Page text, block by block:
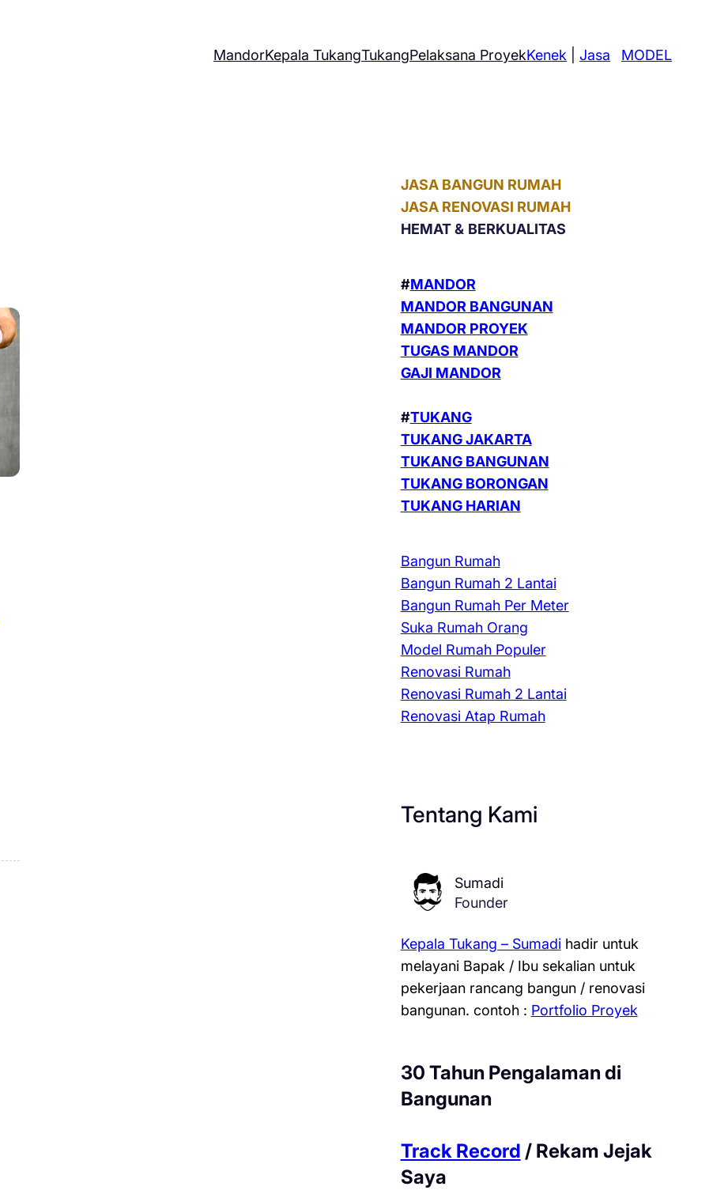
MandorKepala TukangTukangPelaksana ProyekKenek |Jasa MODEL
JASA BANGUN RUMAH
JASA RENOVASI RUMAH
HEMAT & BERKUALITAS
#MANDOR
MANDOR BANGUNAN
MANDOR PROYEK
TUGAS MANDOR
GAJI MANDOR
#TUKANG
TUKANG JAKARTA
TUKANG BANGUNAN
TUKANG BORONGAN
TUKANG HARIAN
Bangun Rumah
Bangun Rumah 2 Lantai
Bangun Rumah Per Meter
Suka Rumah Orang
Model Rumah Populer
Renovasi Rumah
Renovasi Rumah 2 Lantai
Renovasi Atap Rumah
Tentang Kami
Sumadi
Founder
Kepala Tukang – Sumadihadir untuk
melayani Bapak / Ibu sekalian untuk
pekerjaan rancang bangun / renovasi
bangunan. contoh : Portfolio Proyek
30 Tahun Pengalaman di
Bangunan
Track Record / Rekam Jejak
Saya